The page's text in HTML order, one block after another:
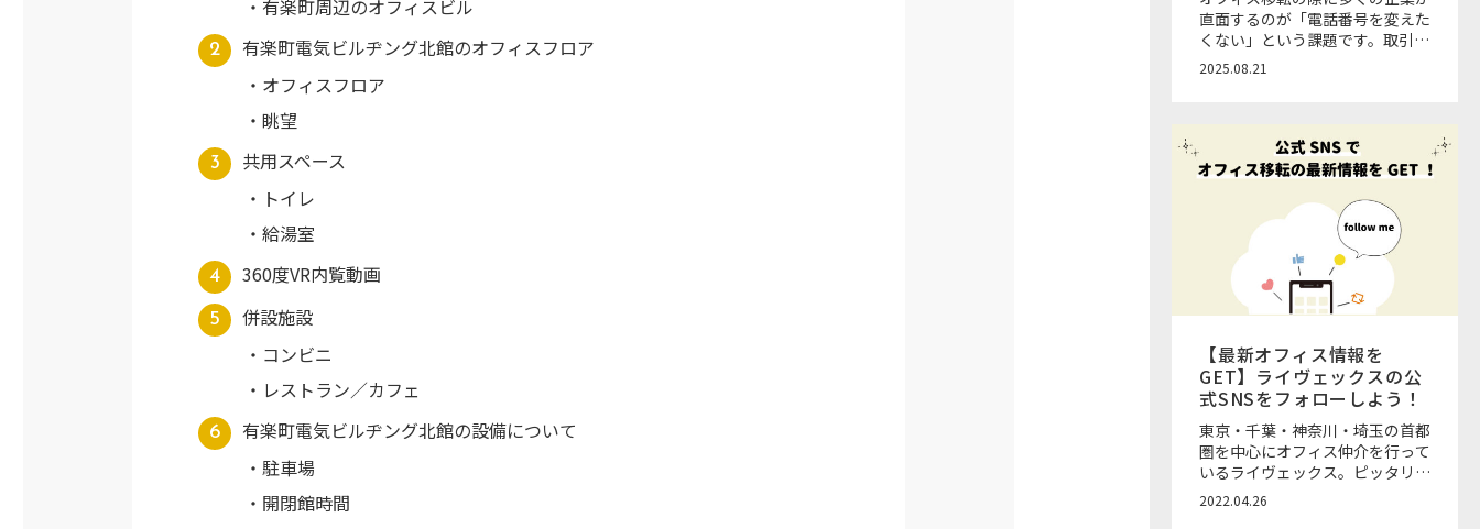
有楽町周辺のオフィスビル
有楽町電気ビルヂング北館のオフィスフロア
オフィスフロア
眺望
共用スペース
トイレ
給湯室
360度VR内覧動画
併設施設
コンビニ
レストラン／カフェ
有楽町電気ビルヂング北館の設備について
駐車場
開閉館時間
直面するのが「電話番号を変えた
くない」という課題です。取引先
や顧客に周知する負担や営業機会
す。 本記事では、電話番号を変
えずに移転する方法と番号が変わ
番号を維持できるサービスについ
て解説します。 ご相談は無料！
2025.08.21
【最新オフィス情報を
GET】ライヴェックスの公
式SNSをフォローしよう！
東京・千葉・神奈川・埼玉の首都
圏を中心にオフィス仲介を行って
いるライヴェックス。ピッタリな
オフィスのご紹介・仲介はもちろ
ん、内装工事やレイアウトデザイ
2022.04.26